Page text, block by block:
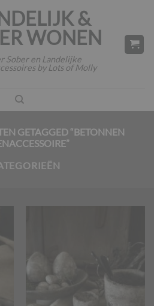
&
WONEN
Sober en Landelijke
by Lots of Molly
GETAGGED “BETONNEN